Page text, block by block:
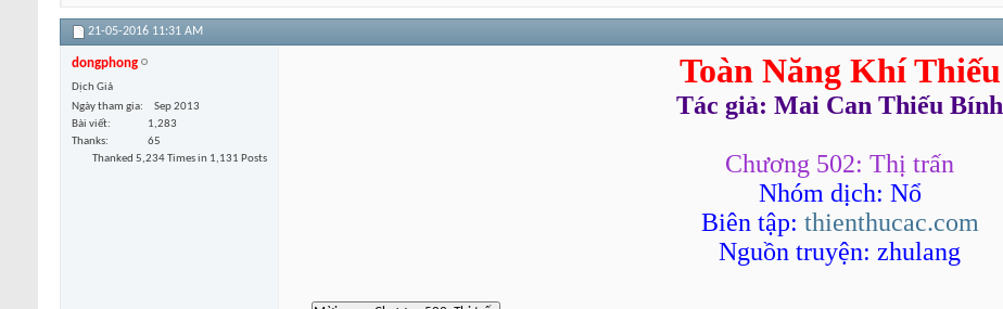
21-05-2016 11:31 AM
dongphong
Dịch Giả
Ngày tham gia
Sep 2013
Bài viết
1,283
Thanks
65
Thanked 5,234 Times in 1,131 Posts
Toàn Năng Khí Thiếu
Tác giả: Mai Can Thiếu Bính
Chương 502: Thị trấn
Nhóm dịch: Nổ
Biên tập: thienthucac.com
Nguồn truyện: zhulang